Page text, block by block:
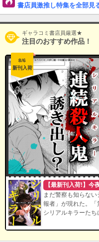
書店員激推し特集を全部見
ギャラコミ書店員厳選★
注目のおすすめ作品！
8/6
新刊入荷
【最新刊入荷!】今
まだ警察も知らな
報者」が現れた。「
シリアルキラーたち